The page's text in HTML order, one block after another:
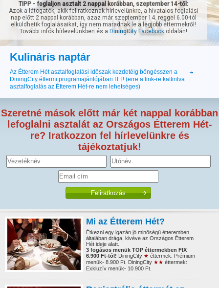
TIPP - foglaljon asztalt 2 nappal korábban, szeptember 14-től:
Azok a látogatók, akik feliratkoznak hírlevelünkre, a hivatalos foglalási
nap előtt 2 nappal korábban, azaz már szeptember 14. reggel 6.00-tól
elküldhetik foglalásaikat, így nem maradnak le a legjobb éttermekről!
További infók hírlevelünkben és a DiningCity Facebook oldalán!
Kulináris naptár
Az Étterem Hét asztalfoglalási időszak kezdetéig böngésszen a
DiningCity éttermi programajánlójában ITT! (erre a link-re kattintva
asztalfoglalás az Étterem Hét-re nem lehetséges)
Szeretné mások előtt már két nappal korábban
lefoglalni asztalát az Országos Étterem Hét-
re? Iratkozzon fel hírlevelünkre és
tájékoztatjuk!
Mi az Étterem Hét?
Étkezni egy igazán jó minőségű étteremben
általában drága, kivéve az Országos Étterem
Hét ideje alatt.
3 fogásos menük TOP éttermekben FIX
6.900 Ft-tól! DiningCity ★ éttermek: Prémium
menük- 8.900 Ft. DiningCity ★★ éttermek:
Exkluzív menük- 10.900 Ft.